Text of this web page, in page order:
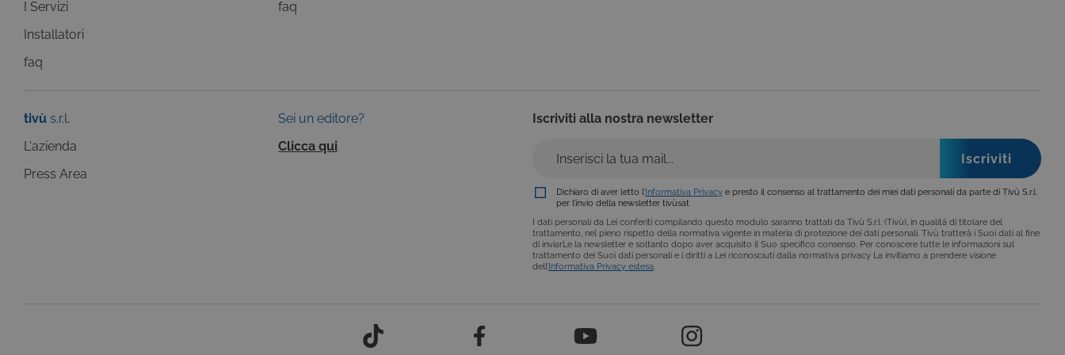
I Servizi
Installatori
faq
faq
tivù s.r.l.
L'azienda
Press Area
Sei un editore?
Clicca qui
Iscriviti alla nostra newsletter
Dichiaro di aver letto l’ Informativa Privacy e presto il consenso al trattamento dei miei dati personali da parte di Tivù S.r.l.
per l’invio della newsletter tivùsat
I dati personali da Lei conferiti compilando questo modulo saranno trattati da Tivù S.r.l. (Tivù), in qualità di titolare del
trattamento, nel pieno rispetto della normativa vigente in materia di protezione dei dati personali. Tivù tratterà i Suoi dati al fine
di inviarLe la newsletter e soltanto dopo aver acquisito il Suo specifico consenso. Per conoscere tutte le informazioni sul
trattamento dei Suoi dati personali e i diritti a Lei riconosciuti dalla normativa privacy La invitiamo a prendere visione
dell’ Informativa Privacy estesa
come identificatore del cliente. È incluso in ogni richiesta di pagina in un sito e utilizzato per
calcolare i dati di visitatori, sessioni e campagne per i rapporti di analisi dei siti. Per